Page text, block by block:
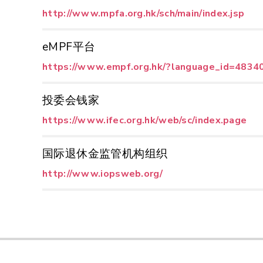
http://www.mpfa.org.hk/sch/main/index.jsp
eMPF平台
https://www.empf.org.hk/
投委会钱家
https://www.ifec.org.hk/web/sc/index.page
国际退休金监管机构组织
http://www.iopsweb.org/